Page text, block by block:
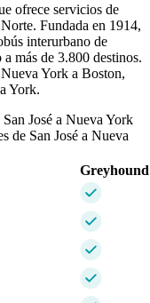
ofrece servicios de
Fundada en 1914,
interurbano de
más de 3.800 destinos.
York a Boston,
York.
José a Nueva York
de San José a Nueva
Greyhound